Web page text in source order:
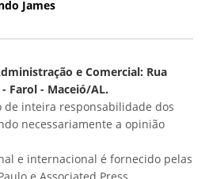
James
e Comercial: Rua
Farol - Maceió/AL.
de inteira responsabilidade dos
necessariamente a opinião
e internacional é fornecido pelas